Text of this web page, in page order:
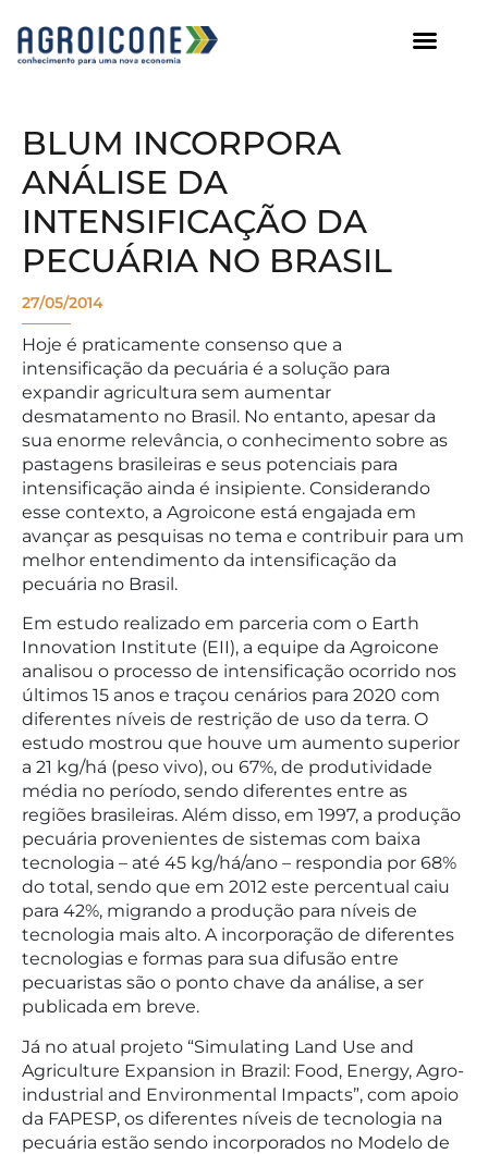
BLUM INCORPORA
ANÁLISE DA
INTENSIFICAÇÃO DA
PECUÁRIA NO BRASIL
27/05/2014
Hoje é praticamente consenso que a
intensificação da pecuária é a solução para
expandir agricultura sem aumentar
desmatamento no Brasil. No entanto, apesar da
sua enorme relevância, o conhecimento sobre as
pastagens brasileiras e seus potenciais para
intensificação ainda é insipiente. Considerando
esse contexto, a Agroicone está engajada em
avançar as pesquisas no tema e contribuir para um
melhor entendimento da intensificação da
pecuária no Brasil.
Em estudo realizado em parceria com o Earth
Innovation Institute (EII), a equipe da Agroicone
analisou o processo de intensificação ocorrido nos
últimos 15 anos e traçou cenários para 2020 com
diferentes níveis de restrição de uso da terra. O
estudo mostrou que houve um aumento superior
a 21 kg/há (peso vivo), ou 67%, de produtividade
média no período, sendo diferentes entre as
regiões brasileiras. Além disso, em 1997, a produção
pecuária provenientes de sistemas com baixa
tecnologia – até 45 kg/há/ano – respondia por 68%
do total, sendo que em 2012 este percentual caiu
para 42%, migrando a produção para níveis de
tecnologia mais alto. A incorporação de diferentes
tecnologias e formas para sua difusão entre
pecuaristas são o ponto chave da análise, a ser
publicada em breve.
Já no atual projeto “Simulating Land Use and
Agriculture Expansion in Brazil: Food, Energy, Agro-
industrial and Environmental Impacts”, com apoio
da FAPESP, os diferentes níveis de tecnologia na
pecuária estão sendo incorporados no Modelo de